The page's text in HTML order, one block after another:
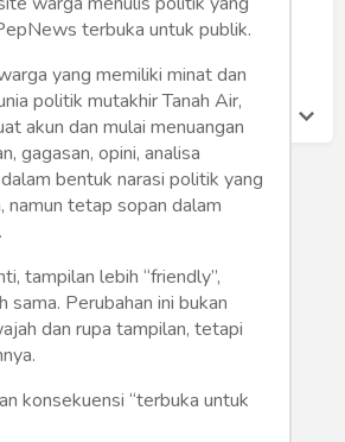
Nov, 2020
terbuka untuk publik.
yang memiliki minat dan
politik mutakhir Tanah Air,
akun dan mulai menuangan
gagasan, opini, analisa
bentuk narasi politik yang
namun tetap sopan dalam
tampilan lebih “friendly”,
sama. Perubahan ini bukan
dan rupa tampilan, tetapi
konsekuensi “terbuka untuk